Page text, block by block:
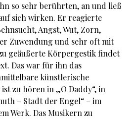
so sehr berührten, an und ließ
sich wirken. Er reagierte
Angst, Wut, Zorn,
Zuwendung und sehr oft mit
geäußerte Körpergestik findet
Das war für ihn das
künstlerische
zu hören in „O Daddy“, in
– Stadt der Engel“ – im
Werk. Das Musikern zu